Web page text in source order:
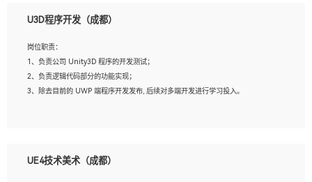
U3D程序开发（成都）
岗位职责：
1、负责公司 Unity3D 程序的开发测试；
2、负责逻辑代码部分的功能实现；
3、除去目前的 UWP 端程序开发发布, 后续对多端开发进行学习投入。
2、熟练掌握 Unity3D 程序开发，精通 C# 语言开发；
UE4技术美术（成都）